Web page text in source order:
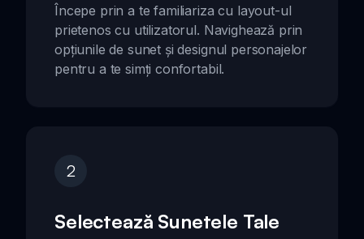
Începe prin a te familiariza cu layout-ul
prietenos cu utilizatorul. Navighează prin
opțiunile de sunet și designul personajelor
pentru a te simți confortabil.
2
Selectează Sunetele Tale